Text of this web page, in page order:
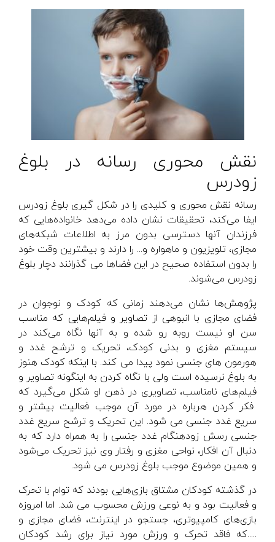
نقش محوری رسانه در بلوغ
زودرس
رسانه‌ نقش محوری و کلیدی را در شکل گیری بلوغ زودرس
ایفا می‌کند، تحقیقات نشان داده می‌دهد خانواده‌هایی که
فرزندان آنها دسترسی بدون مرز به اطلاعات شبکه‌های
مجازی، تلویزیون و ماهواره و... را دارند و بیشترین وقت خود
را بدون استفاده صحیح در این فضاها می گذرانند دچار بلوغ
زودرس می‌شوند.
پژوهش‌ها نشان می‌دهند زمانی که کودک و نوجوان در
فضای مجازی با انبوهی از تصاویر و فیلم‌هایی که مناسب
سن او نیست روبه رو شده و به آنها نگاه می‌کند در
سیستم مغزی و بدنی کودک، تحریک و ترشح غدد و
هورمون های جنسی نمود پیدا می کند. با اینکه کودک هنوز
به بلوغ نرسیده است ولی با نگاه کردن به اینگونه تصاویر و
فیلم‌های نامناسب، تصاویری در ذهن او شکل می‌گیرد که
فکر کردن هرباره در مورد آن موجب فعالیت بیشتر و
سریع غدد جنسی می شود. این تحریک و ترشح سریع غدد
جنسی رسش زودهنگام غدد جنسی را به همراه دارد که به
دنبال آن افکار، نواحی مغزی و رفتار وی نیز تحریک می‌شود
و همین موضوع موجب بلوغ زودرس می شود.
در گذشته کودکان مشتاق بازی‌هایی بودند که توام با تحرک
و فعالیت بود و به نوعی ورزش محسوب می شد. اما امروزه
بازی‌های کامپیوتری، جستجو در اینترنت، فضای مجازی و
.....که فاقد تحرک و ورزش مورد نیاز برای رشد کودکان